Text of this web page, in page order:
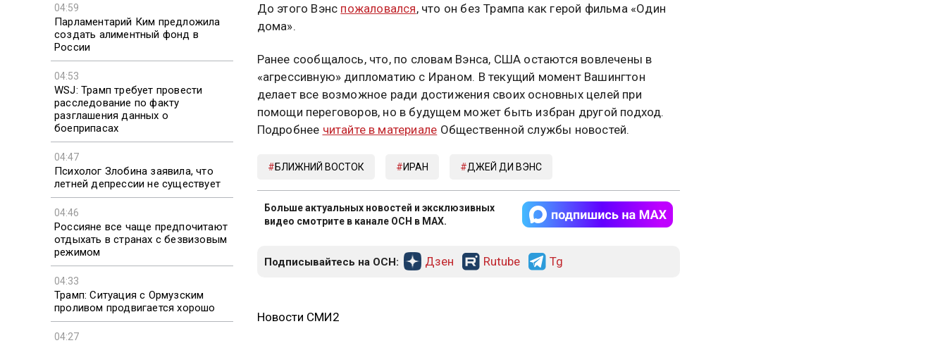
04:59
Парламентарий Ким предложила
создать алиментный фонд в
России
04:53
WSJ: Трамп требует провести
расследование по факту
разглашения данных о
боеприпасах
04:47
Психолог Злобина заявила, что
летней депрессии не существует
04:46
Россияне все чаще предпочитают
отдыхать в странах с безвизовым
режимом
04:33
Трамп: Ситуация с Ормузским
проливом продвигается хорошо
04:27
До этого Вэнс пожаловался, что он без Трампа как герой фильма «Один
дома».
Ранее сообщалось, что, по словам Вэнса, США остаются вовлечены в
«агрессивную» дипломатию с Ираном. В текущий момент Вашингтон
делает все возможное ради достижения своих основных целей при
помощи переговоров, но в будущем может быть избран другой подход.
Подробнее читайте в материале Общественной службы новостей.
БЛИЖНИЙ ВОСТОК ИРАН ДЖЕЙ ДИ ВЭНС
Больше актуальных новостей и эксклюзивных
видео смотрите в канале ОСН в MAX.
Подписывайтесь на ОСН: Дзен Rutube Tg
Новости СМИ2